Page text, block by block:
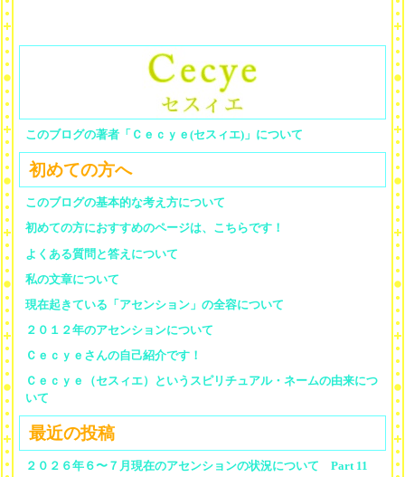
このブログの著者「Ｃｅｃｙｅ(セスィエ)」について
初めての方へ
このブログの基本的な考え方について
初めての方におすすめのページは、こちらです！
よくある質問と答えについて
私の文章について
現在起きている「アセンション」の全容について
２０１２年のアセンションについて
Ｃｅｃｙｅさんの自己紹介です！
Ｃｅｃｙｅ（セスィエ）というスピリチュアル・ネームの由来につ
いて
最近の投稿
２０２６年６〜７月現在のアセンションの状況について Part 11